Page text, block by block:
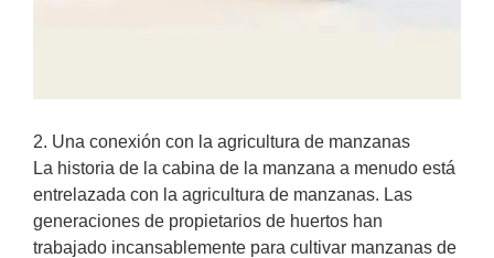
2. Una conexión con la agricultura de manzanas
La historia de la cabina de la manzana a menudo está
entrelazada con la agricultura de manzanas. Las
generaciones de propietarios de huertos han
trabajado incansablemente para cultivar manzanas de